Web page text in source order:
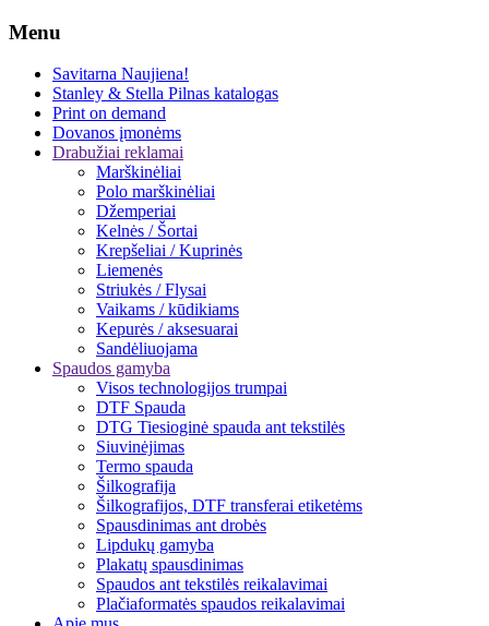
Menu
Savitarna Naujiena!
Stanley & Stella Pilnas katalogas
Print on demand
Dovanos įmonėms
Drabužiai reklamai
Marškinėliai
Polo marškinėliai
Džemperiai
Kelnės / Šortai
Krepšeliai / Kuprinės
Liemenės
Striukės / Flysai
Vaikams / kūdikiams
Kepurės / aksesuarai
Sandėliuojama
Spaudos gamyba
Visos technologijos trumpai
DTF Spauda
DTG Tiesioginė spauda ant tekstilės
Siuvinėjimas
Termo spauda
Šilkografija
Šilkografijos, DTF transferai etiketėms
Spausdinimas ant drobės
Lipdukų gamyba
Plakatų spausdinimas
Spaudos ant tekstilės reikalavimai
Plačiaformatės spaudos reikalavimai